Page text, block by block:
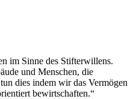
im Sinne des Stifterwillens.
und Menschen, die
dies indem wir das Vermögen
bewirtschaften.“